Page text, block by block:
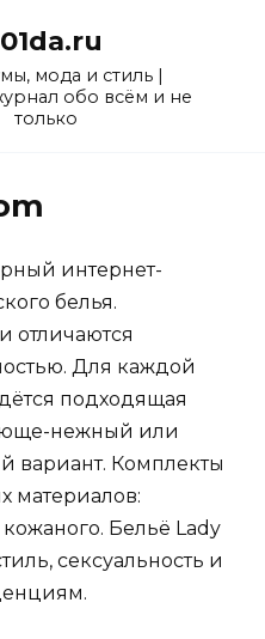
мода и стиль |
обо всём и не
только
интернет-
белья.
отличаются
Для каждой
подходящая
нежный или
вариант. Комплекты
материалов:
Бельё Lady
сексуальность и